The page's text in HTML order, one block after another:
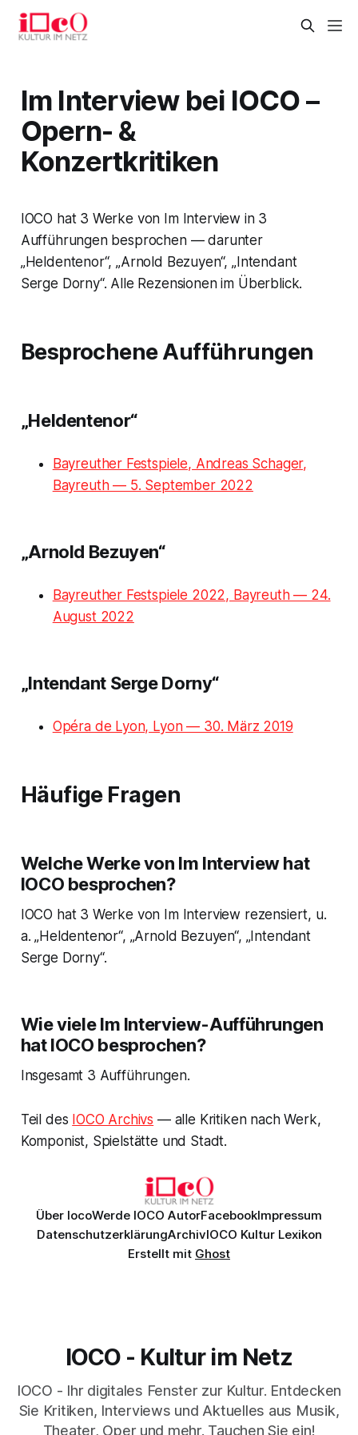
Im Interview bei IOCO –
Opern- &
Konzertkritiken
IOCO hat 3 Werke von Im Interview in 3
Aufführungen besprochen — darunter
„Heldentenor“, „Arnold Bezuyen“, „Intendant
Serge Dorny“. Alle Rezensionen im Überblick.
Besprochene Aufführungen
„Heldentenor“
Bayreuther Festspiele, Andreas Schager,
Bayreuth — 5. September 2022
„Arnold Bezuyen“
Bayreuther Festspiele 2022, Bayreuth — 24.
August 2022
„Intendant Serge Dorny“
Opéra de Lyon, Lyon — 30. März 2019
Häufige Fragen
Welche Werke von Im Interview hat
IOCO besprochen?
IOCO hat 3 Werke von Im Interview rezensiert, u.
a. „Heldentenor“, „Arnold Bezuyen“, „Intendant
Serge Dorny“.
Wie viele Im Interview-Aufführungen
hat IOCO besprochen?
Insgesamt 3 Aufführungen.
Teil des IOCO Archivs — alle Kritiken nach Werk,
Komponist, Spielstätte und Stadt.
Über IocoWerde IOCO AutorFacebookImpressum
DatenschutzerklärungArchivIOCO Kultur Lexikon
Erstellt mit Ghost
IOCO - Kultur im Netz
IOCO - Ihr digitales Fenster zur Kultur. Entdecken
Sie Kritiken, Interviews und Aktuelles aus Musik,
Theater, Oper und mehr. Tauchen Sie ein!